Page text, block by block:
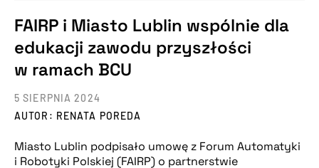
FAIRP i Miasto Lublin wspólnie dla
edukacji zawodu przyszłości
w ramach BCU
AUTOR: RENATA POREDA
5 SIERPNIA 2024
Miasto Lublin podpisało umowę z Forum Automatyki
i Robotyki Polskiej (FAIRP) o partnerstwie